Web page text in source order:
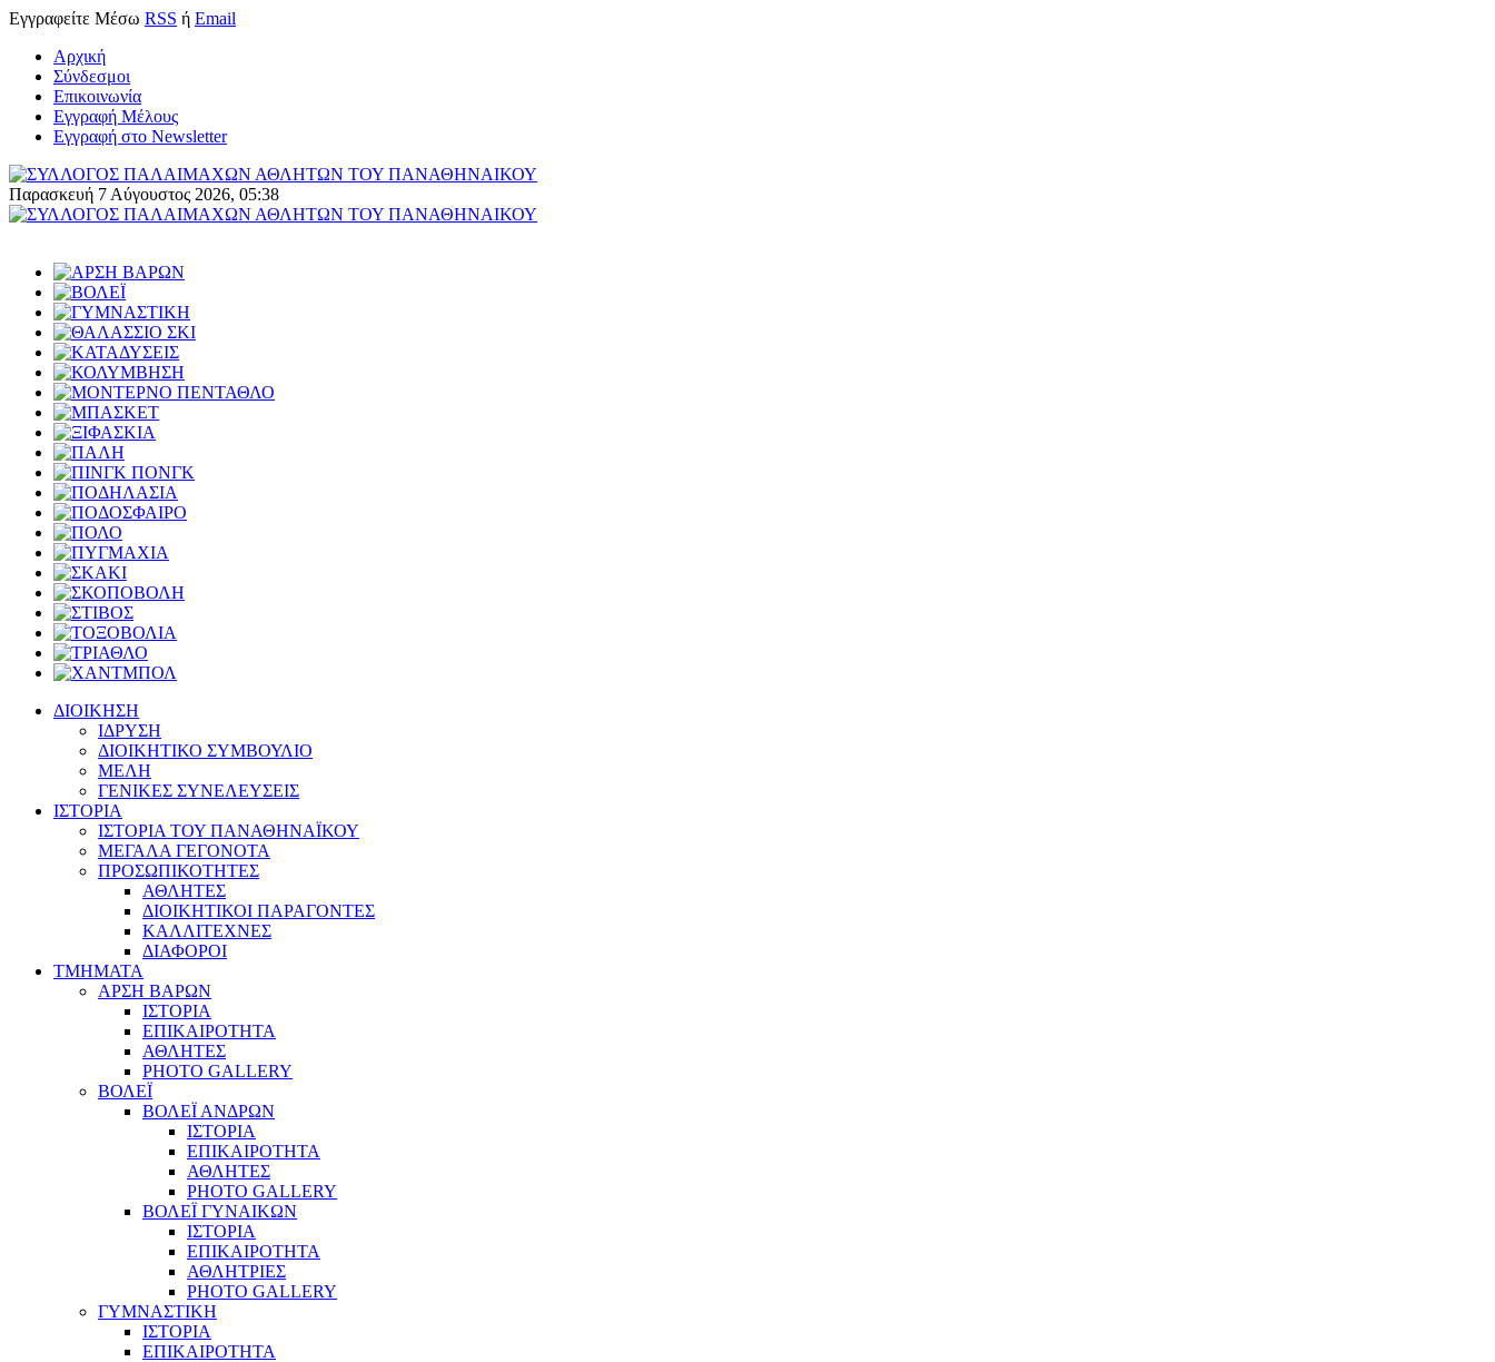
Εγγραφείτε Μέσω RSS ή Email
Αρχική
Σύνδεσμοι
Επικοινωνία
Εγγραφή Μέλους
Εγγραφή στο Newsletter
Παρασκευή 7 Αύγουστος 2026, 05:38
ΔΙΟΙΚΗΣΗ
ΙΔΡΥΣΗ
ΔΙΟΙΚΗΤΙΚΟ ΣΥΜΒΟΥΛΙΟ
ΜΕΛΗ
ΓΕΝΙΚΕΣ ΣΥΝΕΛΕΥΣΕΙΣ
ΙΣΤΟΡΙΑ
ΙΣΤΟΡΙΑ ΤΟΥ ΠΑΝΑΘΗΝΑΪΚΟΥ
ΜΕΓΑΛΑ ΓΕΓΟΝΟΤΑ
ΠΡΟΣΩΠΙΚΟΤΗΤΕΣ
ΑΘΛΗΤΕΣ
ΔΙΟΙΚΗΤΙΚΟΙ ΠΑΡΑΓΟΝΤΕΣ
ΚΑΛΛΙΤΕΧΝΕΣ
ΔΙΑΦΟΡΟΙ
ΤΜΗΜΑΤΑ
ΑΡΣΗ ΒΑΡΩΝ
ΙΣΤΟΡΙΑ
ΕΠΙΚΑΙΡΟΤΗΤΑ
ΑΘΛΗΤΕΣ
PHOTO GALLERY
ΒΟΛΕΪ
ΒΟΛΕΪ ΑΝΔΡΩΝ
ΙΣΤΟΡΙΑ
ΕΠΙΚΑΙΡΟΤΗΤΑ
ΑΘΛΗΤΕΣ
PHOTO GALLERY
ΒΟΛΕΪ ΓΥΝΑΙΚΩΝ
ΙΣΤΟΡΙΑ
ΕΠΙΚΑΙΡΟΤΗΤΑ
ΑΘΛΗΤΡΙΕΣ
PHOTO GALLERY
ΓΥΜΝΑΣΤΙΚΗ
ΙΣΤΟΡΙΑ
ΕΠΙΚΑΙΡΟΤΗΤΑ